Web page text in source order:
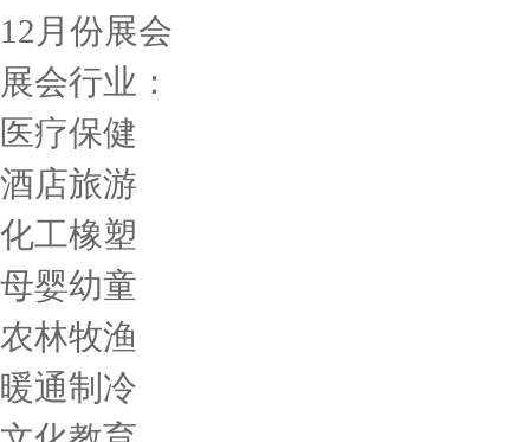
12月份展会
展会行业：
医疗保健
酒店旅游
化工橡塑
母婴幼童
农林牧渔
暖通制冷